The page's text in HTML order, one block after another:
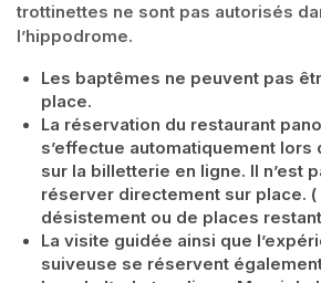
trottinettes ne sont pas autorisés
l’hippodrome.
Les baptêmes ne peuvent pas
place.
La réservation du restaurant
s’effectue automatiquement lors
sur la billetterie en ligne. Il n’est
réserver directement sur place. (
désistement ou de places
La visite guidée ainsi que
suiveuse se réservent